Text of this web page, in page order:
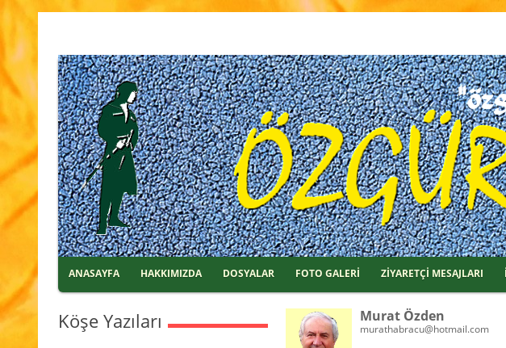
ANASAYFA HAKKIMIZDA DOSYALAR FOTO GALERİ ZİYARETÇİ MESAJLARI
Köşe Yazıları Murat Özden
murathabracu@hotmail.com